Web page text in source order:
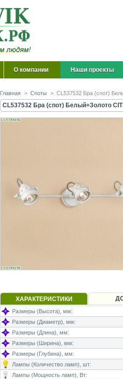
О компании Наши проекты
Главная > Споты > CL537532 Бра (спот)
CL537532 Бра (спот) Белый+Золото
ХАРАКТЕРИСТИКИ
Размеры (Высота), мм:
Размеры (Диаметр), мм:
Размеры (Длина), мм:
Размеры (Ширина), мм:
Размеры (Глубина), мм:
Лампы (Количество ламп), шт:
Лампы (Мощность ламп), Вт: